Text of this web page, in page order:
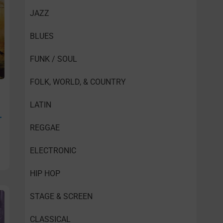
JAZZ
BLUES
FUNK / SOUL
FOLK, WORLD, & COUNTRY
LATIN
REGGAE
ELECTRONIC
HIP HOP
STAGE & SCREEN
CLASSICAL